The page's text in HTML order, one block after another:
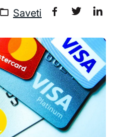
Saveti